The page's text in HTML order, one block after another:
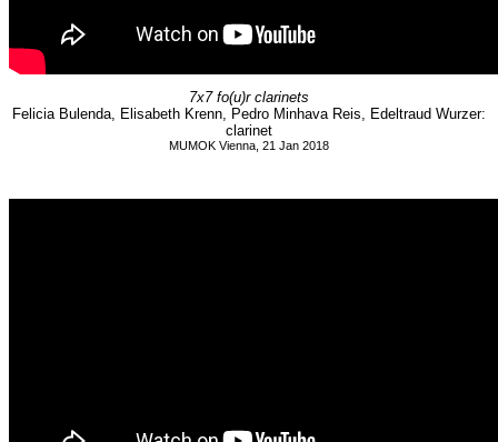
7x7 fo(u)r clarinets
Felicia Bulenda, Elisabeth Krenn, Pedro Minhava Reis, Edeltraud Wurzer:
clarinet
MUMOK Vienna, 21 Jan 2018